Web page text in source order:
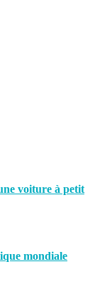
voiture à petit
mondiale